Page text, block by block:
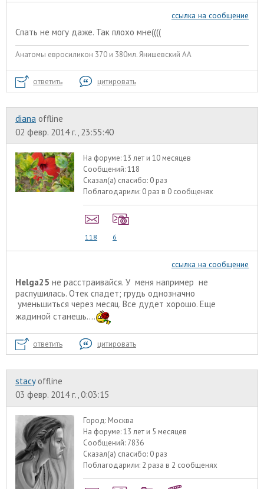
ссылка на сообщение
Спать не могу даже. Так плохо мне((((
Анатомы евроcиликон 370 и 380мл. Янишевский АА
ответить цитировать
diana offline
02 февр. 2014 г., 23:55:40
На форуме:13 лет и 10 месяцев
Сообщений:118
Сказал(а) спасибо: 0 раз
Поблагодарили: 0 раз в 0 сообщенях
118 6
ссылка на сообщение
Helga25 не расстраивайся. У меня например не
распушилась. Отек спадет; грудь однозначно
уменьшиться через месяц. Все дудет хорошо. Еще
жадиной станешь....
ответить цитировать
stacy offline
03 февр. 2014 г., 0:03:15
Город: Москва
На форуме:13 лет и 5 месяцев
Сообщений: 7836
Сказал(а) спасибо: 0 раз
Поблагодарили: 2 раза в 2 сообщенях